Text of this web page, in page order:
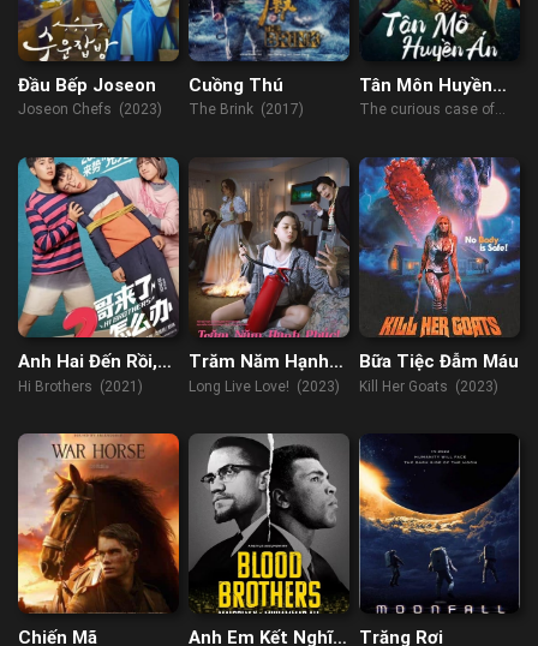
Đầu Bếp Joseon
Joseon Chefs (2023)
Cuồng Thú
The Brink (2017)
Tân Môn Huyền
Án
The curious case of
Anh Hai Đến Rồi,
Làm Sao Đây
Hi Brothers (2021)
Trăm Năm Hạnh
Phúc!
Long Live Love! (2023)
Bữa Tiệc Đẫm Máu
Kill Her Goats (2023)
Chiến Mã
Anh Em Kết Nghĩa:
Trăng Rơi